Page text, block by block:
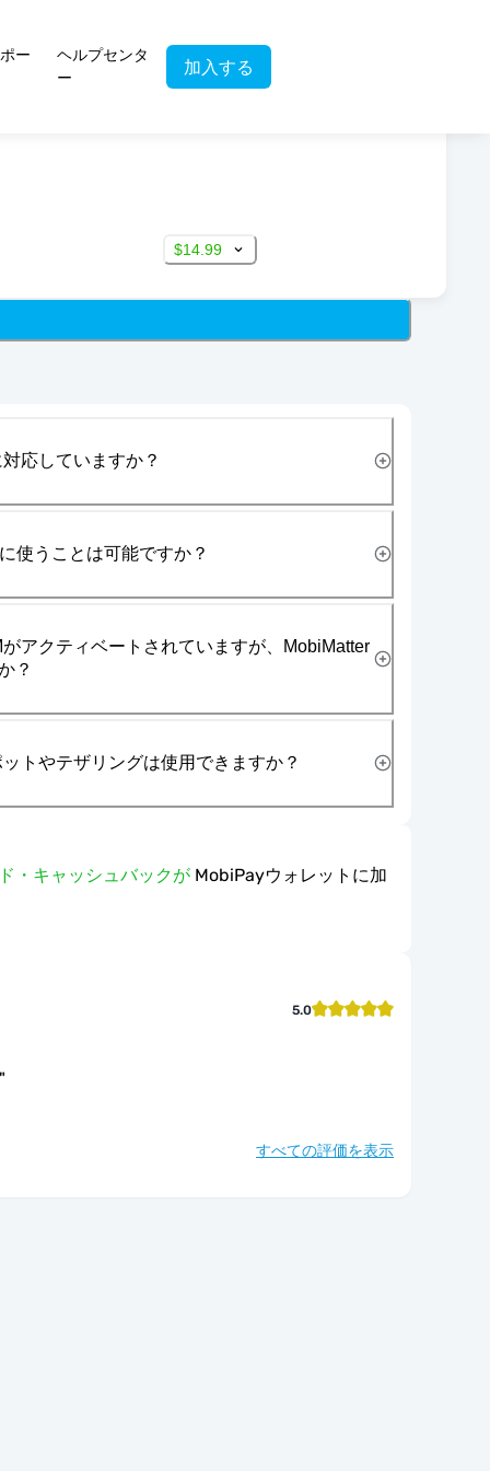
ー
ヘルプセンタ
ー
加入する
$14.99
応していますか？
使うことは可能ですか？
アクティベートされていますが、MobiMatter
？
トやテザリングは使用できますか？
・キャッシュバックが MobiPayウォレットに加
5.0
"
すべての評価を表示